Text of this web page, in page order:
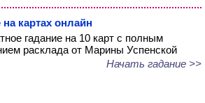
на картах онлайн
гадание на 10 карт с полным
расклада от Марины Успенской
Начать гадание >>